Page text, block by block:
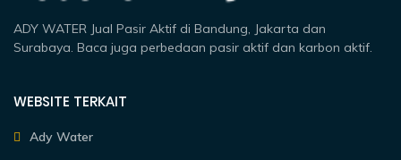
ADY WATER Jual Pasir Aktif di Bandung, Jakarta dan
Surabaya. Baca juga perbedaan pasir aktif dan karbon aktif.
WEBSITE TERKAIT
Ady Water